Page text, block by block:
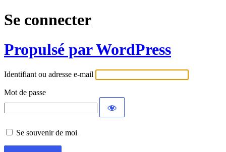
Se connecter
Propulsé par WordPress
Identifiant ou adresse e-mail
Mot de passe
Se souvenir de moi